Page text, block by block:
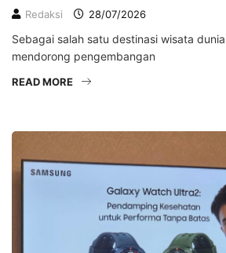
Redaksi 28/07/2026
Sebagai salah satu destinasi wisata
mendorong pengembangan
READ MORE